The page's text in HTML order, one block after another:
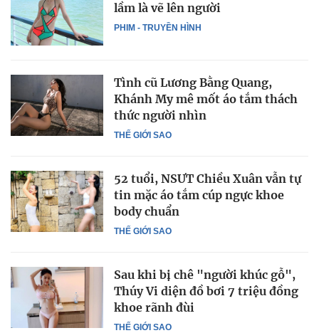
PHIM - TRUYỀN HÌNH
lầm là vẽ lên người
THẾ GIỚI SAO
Tình cũ Lương Bằng Quang,
Khánh My mê mốt áo tắm thách
thức người nhìn
THẾ GIỚI SAO
52 tuổi, NSƯT Chiều Xuân vẫn tự
tin mặc áo tắm cúp ngực khoe
body chuẩn
THẾ GIỚI SAO
Sau khi bị chê "người khúc gỗ",
Thúy Vi diện đồ bơi 7 triệu đồng
khoe rãnh đùi